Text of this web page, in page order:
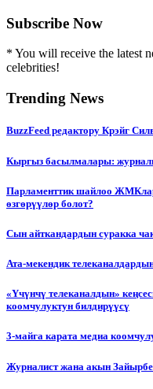
Subscribe Now
* You will receive the latest
celebrities!
Trending News
BuzzFeed редактору Крэйг
Кыргыз басылмалары:
Парламенттик шайлоо
өзгөрүүлөр болот?
Сын айткандардын суракка
Ата-мекендик
«Үчүнчү телеканалдын»
коомчулуктун билдирүүсү
3-майга карата медиа
Журналист жана акын